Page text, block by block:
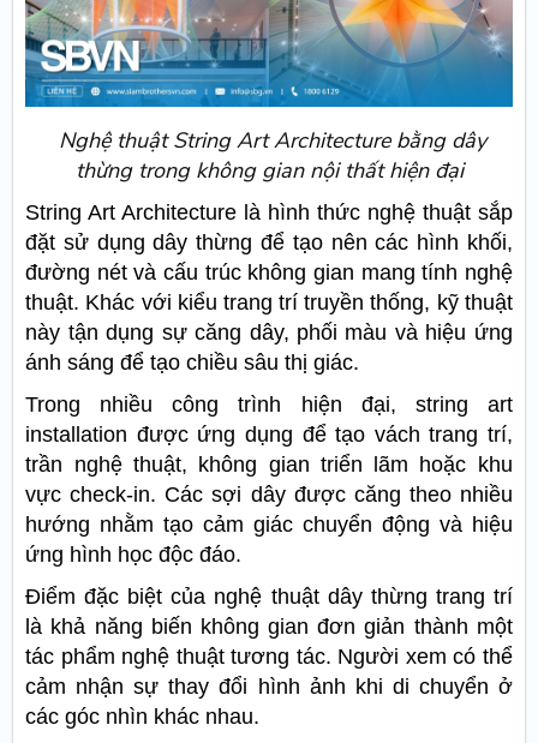
Nghệ thuật String Art Architecture bằng dây
thừng trong không gian nội thất hiện đại
String Art Architecture là hình thức nghệ thuật sắp
đặt sử dụng dây thừng để tạo nên các hình khối,
đường nét và cấu trúc không gian mang tính nghệ
thuật. Khác với kiểu trang trí truyền thống, kỹ thuật
này tận dụng sự căng dây, phối màu và hiệu ứng
ánh sáng để tạo chiều sâu thị giác.
Trong nhiều công trình hiện đại, string art
installation được ứng dụng để tạo vách trang trí,
trần nghệ thuật, không gian triển lãm hoặc khu
vực check-in. Các sợi dây được căng theo nhiều
hướng nhằm tạo cảm giác chuyển động và hiệu
ứng hình học độc đáo.
Điểm đặc biệt của nghệ thuật dây thừng trang trí
là khả năng biến không gian đơn giản thành một
tác phẩm nghệ thuật tương tác. Người xem có thể
cảm nhận sự thay đổi hình ảnh khi di chuyển ở
các góc nhìn khác nhau.